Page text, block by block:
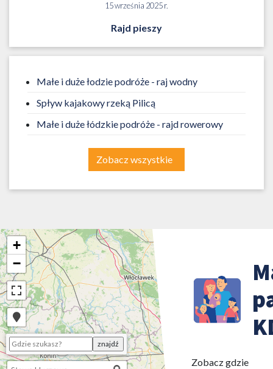
15 września 2025 r.
Rajd pieszy
Małe i duże łodzie podróże - raj wodny
Spływ kajakowy rzeką Pilicą
Małe i duże łódzkie podróże - rajd rowerowy
Zobacz wszystkie
+
−
Zobacz gdzie